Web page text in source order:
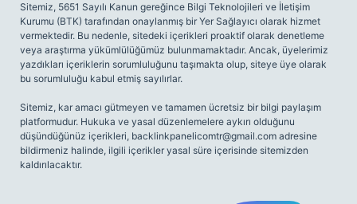
Sitemiz, 5651 Sayılı Kanun gereğince Bilgi Teknolojileri ve İletişim
Kurumu (BTK) tarafından onaylanmış bir Yer Sağlayıcı olarak hizmet
vermektedir. Bu nedenle, sitedeki içerikleri proaktif olarak denetleme
veya araştırma yükümlülüğümüz bulunmamaktadır. Ancak, üyelerimiz
yazdıkları içeriklerin sorumluluğunu taşımakta olup, siteye üye olarak
bu sorumluluğu kabul etmiş sayılırlar.
Sitemiz, kar amacı gütmeyen ve tamamen ücretsiz bir bilgi paylaşım
platformudur. Hukuka ve yasal düzenlemelere aykırı olduğunu
düşündüğünüz içerikleri, backlinkpanelicomtr@gmail.com adresine
bildirmeniz halinde, ilgili içerikler yasal süre içerisinde sitemizden
kaldırılacaktır.